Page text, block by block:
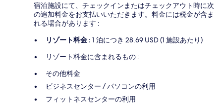
宿泊施設にて、チェックインまたはチェックアウト時に次
の追加料金をお支払いいただきます。料金には税金が含ま
れる場合があります :
リゾート料金 : 1 泊につき 28.69 USD (1 施設あたり)
リゾート料金に含まれるもの :
その他料金
ビジネスセンター / パソコンの利用
フィットネスセンターの利用